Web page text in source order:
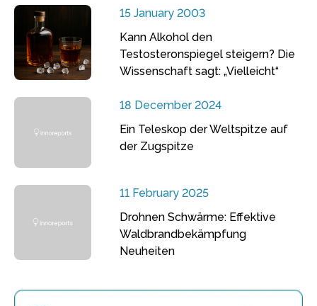
15 January 2003
Kann Alkohol den
Testosteronspiegel steigern? Die
Wissenschaft sagt: „Vielleicht“
18 December 2024
Ein Teleskop der Weltspitze auf
der Zugspitze
11 February 2025
Drohnen Schwärme: Effektive
Waldbrandbekämpfung
Neuheiten